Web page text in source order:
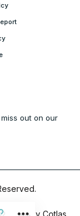
out on our
by Cotlas